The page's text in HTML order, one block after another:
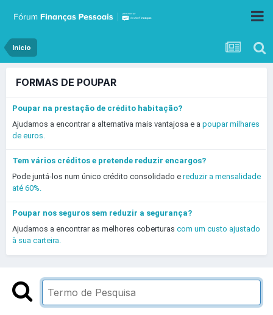
Início
FORMAS DE POUPAR
Poupar na prestação de crédito habitação?
Ajudamos a encontrar a alternativa mais vantajosa e a poupar milhares
de euros.
Tem vários créditos e pretende reduzir encargos?
Pode juntá-los num único crédito consolidado e reduzir a mensalidade
até 60%.
Poupar nos seguros sem reduzir a segurança?
Ajudamos a encontrar as melhores coberturas com um custo ajustado
à sua carteira.